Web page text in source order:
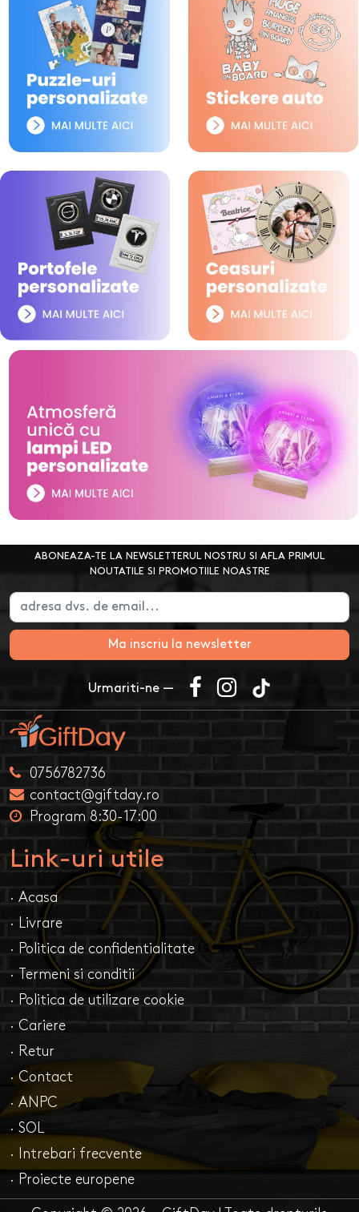
ABONEAZA-TE LA NEWSLETTERUL NOSTRU SI AFLA PRIMUL
NOUTATILE SI PROMOTIILE NOASTRE
Ma inscriu la newsletter
Urmariti-ne —
0756782736
contact@giftday.ro
Program 8:30-17:00
Link-uri utile
· Acasa
· Livrare
· Politica de confidentialitate
· Termeni si conditii
· Politica de utilizare cookie
· Cariere
· Retur
· Contact
· ANPC
· SOL
· Intrebari frecvente
· Proiecte europene